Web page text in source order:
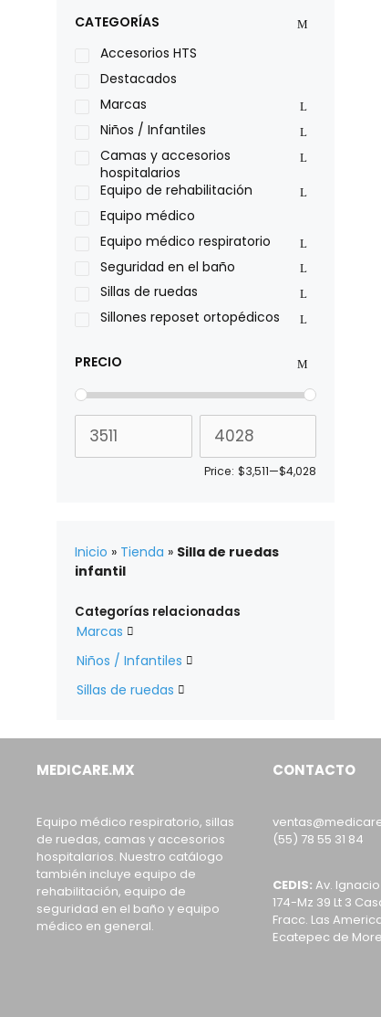
Leggero
Lumex
Medical Store
Nidek
Oxiplus
Philips
Pride
Xiehe Medical
CATEGORÍAS
Accesorios HTS
Destacados
Marcas
Niños / Infantiles
Camas y accesorios
hospitalarios
Equipo de rehabilitación
Equipo médico
Equipo médico respiratorio
Seguridad en el baño
Sillas de ruedas
Sillones reposet ortopédicos
PRECIO
Price: $3,511—$4,028
Inicio » Tienda » Silla de ruedas
infantil
Categorías relacionadas
Marcas 
Niños / Infantiles 
Sillas de ruedas 
MEDICARE.MX
Equipo médico respiratorio, sillas
de ruedas, camas y accesorios
hospitalarios. Nuestro catálogo
también incluye equipo de
rehabilitación, equipo de
seguridad en el baño y equipo
médico en general.
CONTACTO
(55) 78 55 31 84
CEDIS: Av.
174-Mz 39 Lt 3
Fracc. Las
Ecatepec de